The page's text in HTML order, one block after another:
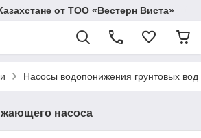
от ТОО «Вестерн Виста»
Насосы водопонижения грунтовых вод
насоса